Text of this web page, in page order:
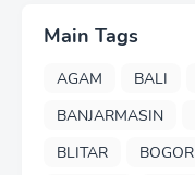
Main Tags
AGAM BALI
BANJARMASIN
BLITAR
BOGOR